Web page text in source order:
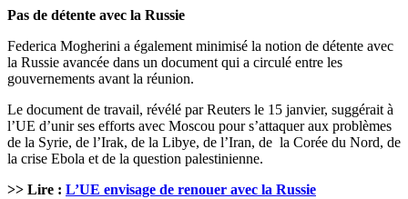
Pas de détente avec la Russie
Federica Mogherini a également minimisé la notion de détente avec
la Russie avancée dans un document qui a circulé entre les
gouvernements avant la réunion.
Le document de travail, révélé par Reuters le 15 janvier, suggérait à
l’UE d’unir ses efforts avec Moscou pour s’attaquer aux problèmes
de la Syrie, de l’Irak, de la Libye, de l’Iran, de la Corée du Nord, de
la crise Ebola et de la question palestinienne.
>> Lire : L’UE envisage de renouer avec la Russie